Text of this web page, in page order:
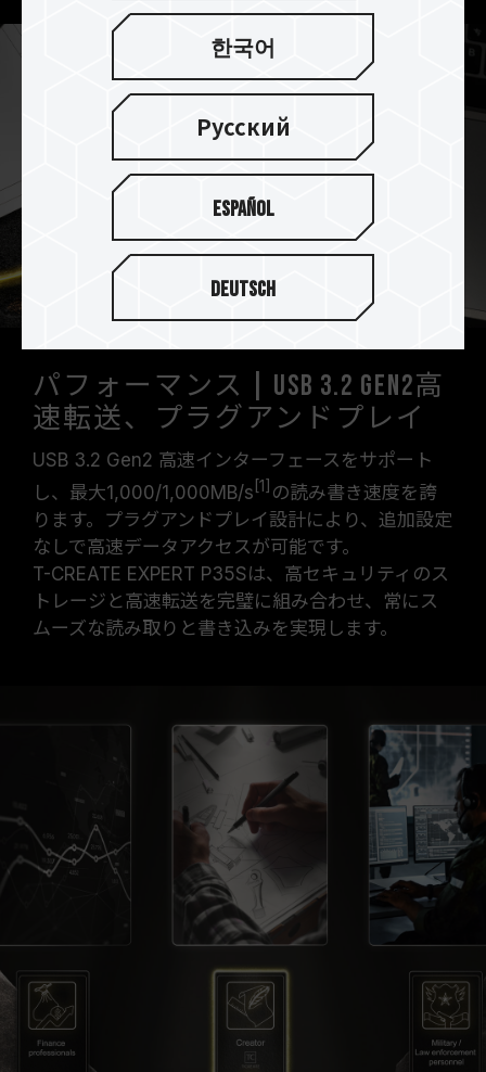
パフォーマンス | USB 3.2 Gen2高
速転送、プラグアンドプレイ
USB 3.2 Gen2 高速インターフェースをサポート
し、最大1,000/1,000MB/s [1] の読み書き速度を誇
ります。プラグアンドプレイ設計により、追加設定
なしで高速データアクセスが可能です。
T-CREATE EXPERT P35Sは、高セキュリティのス
トレージと高速転送を完璧に組み合わせ、常にス
ムーズな読み取りと書き込みを実現します。
한국어
Русский
Español
Deutsch